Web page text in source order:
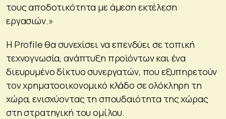
τους αποδοτικότητα με άμεση εκτέλεση
εργασιών.»
Η Profile θα συνεχίσει να επενδύει σε τοπική
τεχνογνωσία, ανάπτυξη προϊόντων και ένα
διευρυμένο δίκτυο συνεργατών, που εξυπηρετούν
τον χρηματοοικονομικό κλάδο σε ολόκληρη τη
χώρα, ενισχύοντας τη σπουδαιότητα της χώρας
στη στρατηγική του ομίλου.